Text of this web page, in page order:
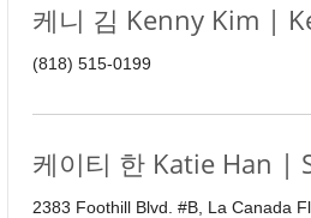
케니 김 Kenny Kim |
(818) 515-0199
케이티 한 Katie Han |
2383 Foothill Blvd. #B, La Canada